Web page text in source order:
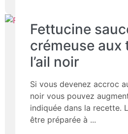
Fettucine
crémeuse aux
l’ail noir
Si vous devenez accroc
noir vous pouvez
indiquée dans la recette.
être préparée à